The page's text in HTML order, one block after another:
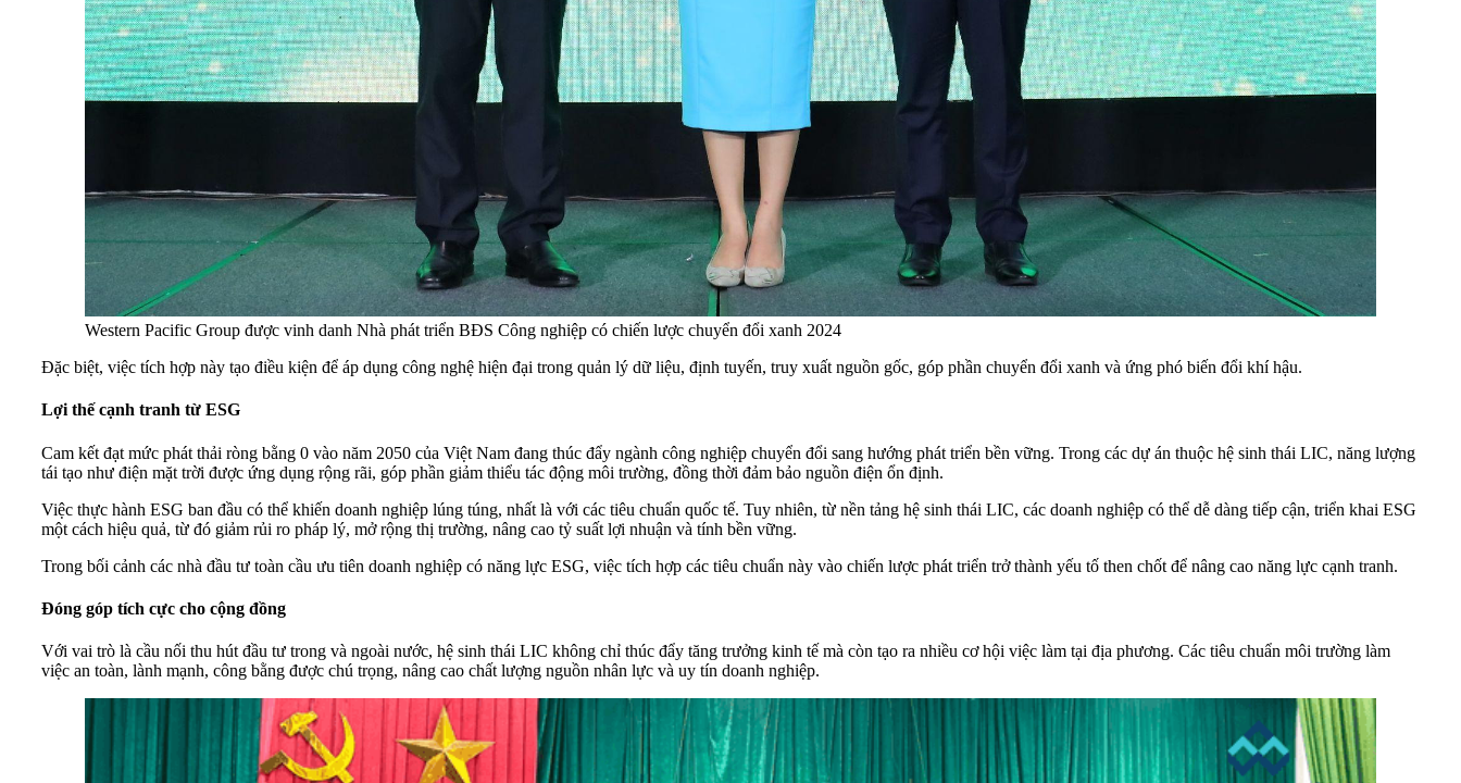
Western Pacific Group được vinh danh Nhà phát triển BĐS Công nghiệp có chiến lược chuyển đổi xanh 2024
Đặc biệt, việc tích hợp này tạo điều kiện để áp dụng công nghệ hiện đại trong quản lý dữ liệu, định tuyến, truy xuất nguồn gốc, góp phần chuyển đổi xanh và ứng phó biến đổi khí hậu.
Lợi thế cạnh tranh từ ESG
Cam kết đạt mức phát thải ròng bằng 0 vào năm 2050 của Việt Nam đang thúc đẩy ngành công nghiệp chuyển đổi sang hướng phát triển bền vững. Trong các dự án thuộc hệ sinh thái LIC, năng lượng
tái tạo như điện mặt trời được ứng dụng rộng rãi, góp phần giảm thiểu tác động môi trường, đồng thời đảm bảo nguồn điện ổn định.
Việc thực hành ESG ban đầu có thể khiến doanh nghiệp lúng túng, nhất là với các tiêu chuẩn quốc tế. Tuy nhiên, từ nền tảng hệ sinh thái LIC, các doanh nghiệp có thể dễ dàng tiếp cận, triển khai ESG
một cách hiệu quả, từ đó giảm rủi ro pháp lý, mở rộng thị trường, nâng cao tỷ suất lợi nhuận và tính bền vững.
Trong bối cảnh các nhà đầu tư toàn cầu ưu tiên doanh nghiệp có năng lực ESG, việc tích hợp các tiêu chuẩn này vào chiến lược phát triển trở thành yếu tố then chốt để nâng cao năng lực cạnh tranh.
Đóng góp tích cực cho cộng đồng
Với vai trò là cầu nối thu hút đầu tư trong và ngoài nước, hệ sinh thái LIC không chỉ thúc đẩy tăng trưởng kinh tế mà còn tạo ra nhiều cơ hội việc làm tại địa phương. Các tiêu chuẩn môi trường làm
việc an toàn, lành mạnh, công bằng được chú trọng, nâng cao chất lượng nguồn nhân lực và uy tín doanh nghiệp.